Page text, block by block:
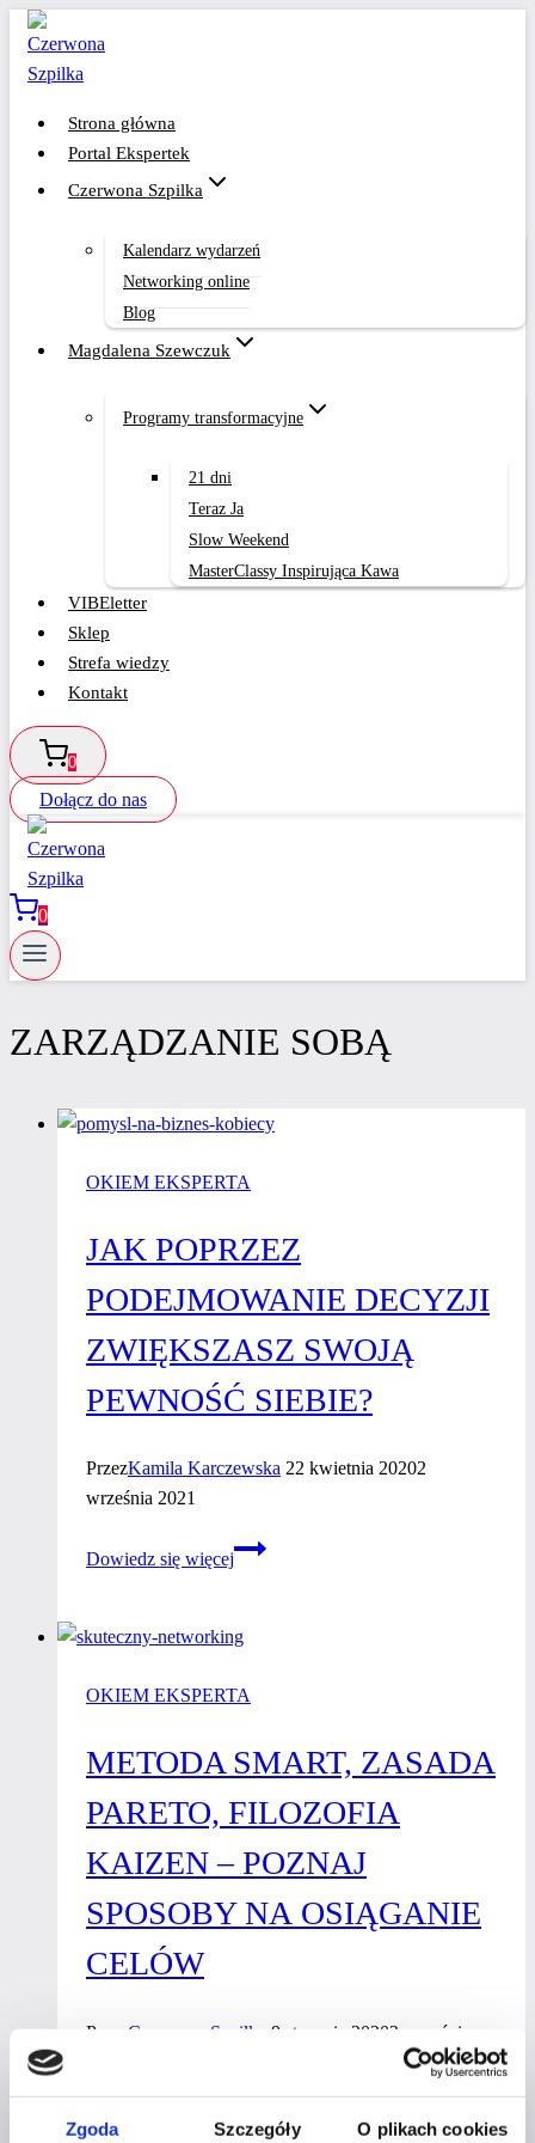
Zgoda Szczegóły O plikach cookies
Przejdź
treści
Strona główna
Portal Ekspertek
Czerwona Szpilka
Kalendarz wydarzeń
Networking online
Blog
Magdalena Szewczuk
Programy transformacyjne
21 dni
Teraz Ja
Slow Weekend
MasterClassy Inspirująca Kawa
VIBEletter
Sklep
Strefa wiedzy
Kontakt
0
Dołącz do nas
0
ZARZĄDZANIE SOBĄ
OKIEM EKSPERTA
JAK POPRZEZ
PODEJMOWANIE DECYZJI
ZWIĘKSZASZ SWOJĄ
PEWNOŚĆ SIEBIE?
PrzezKamila Karczewska 22 kwietnia 20202
września 2021
Dowiedz się więcej
Jak
decyzji
swoją
siebie?
OKIEM EKSPERTA
METODA SMART, ZASADA
PARETO, FILOZOFIA
KAIZEN – POZNAJ
SPOSOBY NA OSIĄGANIE
CELÓW
Przez Czerwona Szpilka 9 stycznia 20202 września